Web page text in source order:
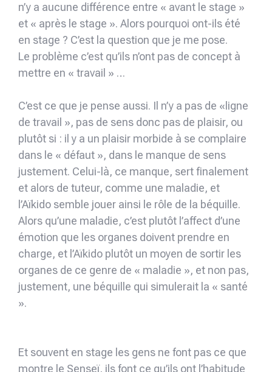
n’y a aucune différence entre « avant le stage »
et « après le stage ». Alors pourquoi ont-ils été
en stage ? C’est la question que je me pose.
Le problème c’est qu’ils n’ont pas de concept à
mettre en « travail » …
C’est ce que je pense aussi. Il n’y a pas de «ligne
de travail », pas de sens donc pas de plaisir, ou
plutôt si : il y a un plaisir morbide à se complaire
dans le « défaut », dans le manque de sens
justement. Celui-là, ce manque, sert finalement
et alors de tuteur, comme une maladie, et
l’Aïkido semble jouer ainsi le rôle de la béquille.
Alors qu’une maladie, c’est plutôt l’affect d’une
émotion que les organes doivent prendre en
charge, et l’Aïkido plutôt un moyen de sortir les
organes de ce genre de « maladie », et non pas,
justement, une béquille qui simulerait la « santé
».
Et souvent en stage les gens ne font pas ce que
montre le Senseï, ils font ce qu’ils ont l’habitude